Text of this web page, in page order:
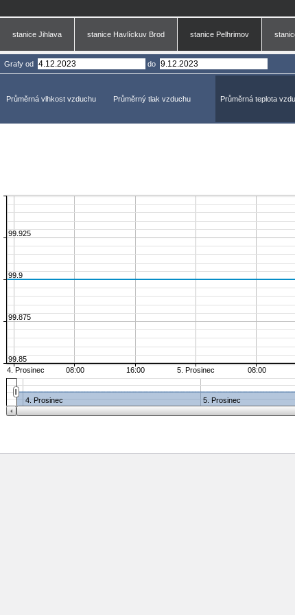
stanice Jihlava stanice Havlíckuv Brod stanice Pelhrimov
Grafy od do
Průměrná vlhkost vzduchu Průměrný tlak vzduchu Průměrná teplota
4. Prosinec 08:00 16:00 5. Prosinec 08:00
99.9
99.85
99.875
99.925
4. Prosinec 5. Prosinec